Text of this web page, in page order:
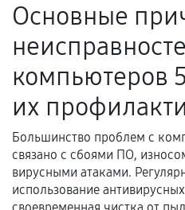
Акт выполненных
услуг и сроком
Документы на
и кассовый чек.
Расширенная
В некоторых случаях
расширенной гарантии.
Основные
компьютеров
их
Большинство проблем с
связано с сбоями ПО,
вирусными атаками.
использование